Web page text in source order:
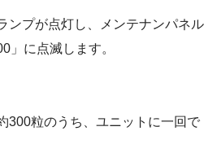
ンプが点灯し、メンテナンパネル
」に点滅します。
300粒のうち、ユニットに一回で